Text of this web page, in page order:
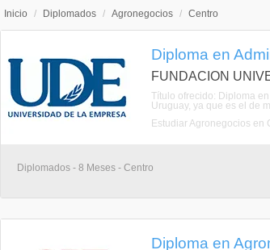
Inicio / Diplomados / Agronegocios / Centro
Diploma en
FUNDACION
Título ofrecido: Diploma
Uruguay, ya que es el de
Estudiar Agronegocios en
Diplomados - 8 Meses - Centro
Diploma en